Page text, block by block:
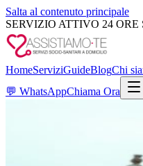
Salta al contenuto principale
SERVIZIO ATTIVO 24
HomeServiziGuideBlogChi
💬 WhatsAppChiama Ora